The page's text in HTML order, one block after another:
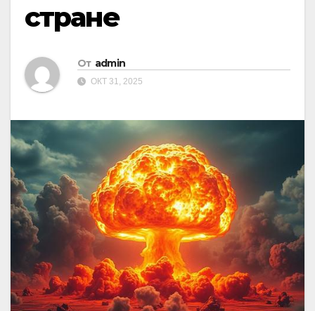
стране
От admin
ОКТ 31, 2025